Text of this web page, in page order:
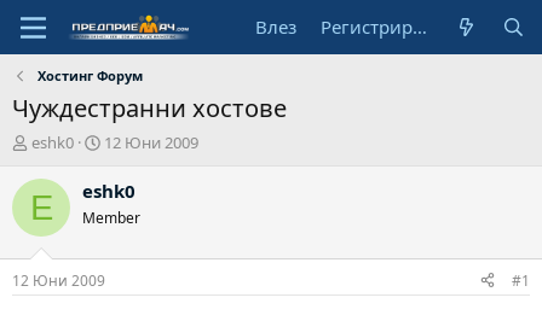
Влез Регистрирай се
Хостинг Форум
Чуждестранни хостове
А
т
о
eshk0
Н
ч
л
а
д
12 Юни 2009
E eshk0
Member
12 Юни 2009 #1